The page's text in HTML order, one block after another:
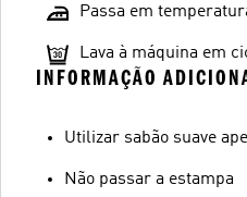
Passa em
Lava à máquina em
INFORMAÇÃO
Utilizar sabão suave
Não passar a estampa